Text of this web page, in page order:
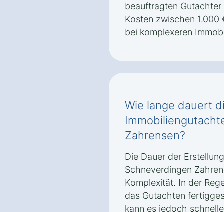
beauftragten
Kosten zwischen
bei komplexeren
Wie lange dauert
Zahrensen?
Die Dauer der
Schneverdingen
Komplexität. In der
das Gutachten
kann es jedoch